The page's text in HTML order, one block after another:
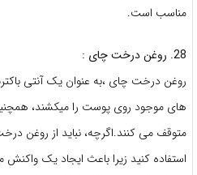
مناسب است.
28. روغن درخت چای :
روغن درخت چای ،به عنوان یک آنتی
های موجود روی پوست را میکشند،
متوقف می کنند.اگرچه، نباید از روغن
استفاده کنید زیرا باعث ایجاد یک